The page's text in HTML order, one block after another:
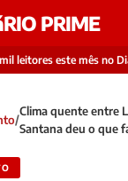
PRIME
leitores este mês no
/
Clima quente entre
Santana deu o que